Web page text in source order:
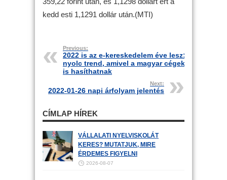
kedd esti 1,1291 dollár után.(MTI)
Previous:
2022 is az e-kereskedelem éve lesz:
nyolc trend, amivel a magyar cégek
is hasíthatnak
Next:
2022-01-26 napi árfolyam jelentés
CÍMLAP HÍREK
VÁLLALATI NYELVISKOLÁT
KERES? MUTATJUK, MIRE
ÉRDEMES FIGYELNI
2026-08-07